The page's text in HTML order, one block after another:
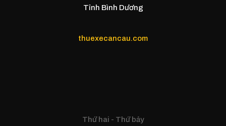
Tỉnh Bình Dương
thuexecancau.com
Thứ hai - Thứ bảy